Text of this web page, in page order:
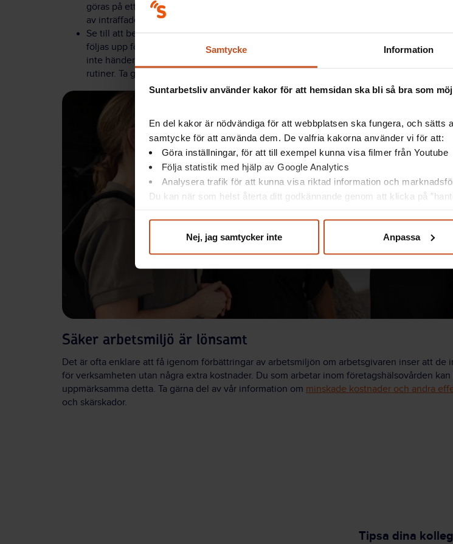
Samtycke Information
Suntarbetsliv använder kakor för att hemsidan ska bli så bra som
En del kakor är nödvändiga för att webbplatsen ska fungera, och
samtycke för att använda dem. De valfria kakorna använder vi för att:
Göra inställningar, för att till exempel kunna visa filmer från Youtube
Följa statistik med hjälp av Google Analytics
Analysera trafik för att kunna visa riktad information och
Du kan när som helst återta ditt godkännande genom att klicka på
Nej, jag samtycker inte Anpassa
göras på ett effektivt sätt. Kanske går det också att förbättra arbetssätt, så att man kan
av inträffade skador och utveckla effektivare arbetssätt som förebygger liknande
Se till att behandling snabbt sätts in om en stick- eller skärskada inträffar. Dessutom
följas upp för att reda ut varför den inträffade och om det går att vidta åtgärder så att
inte händer igen. Även här kan företagshälsovården hjälpa arbetsplatserna att bygga
rutiner. Ta gärna stöd i våra tips och råd kring
Säker arbetsmiljö är lönsamt
Det är ofta enklare att få igenom förbättringar av arbetsmiljön om arbetsgivaren inser att de
för verksamheten utan några extra kostnader. Du som arbetar inom företagshälsovården
uppmärksamma detta. Ta gärna del av vår information om minskade kostnader och andra
och skärskador.
Tipsa dina